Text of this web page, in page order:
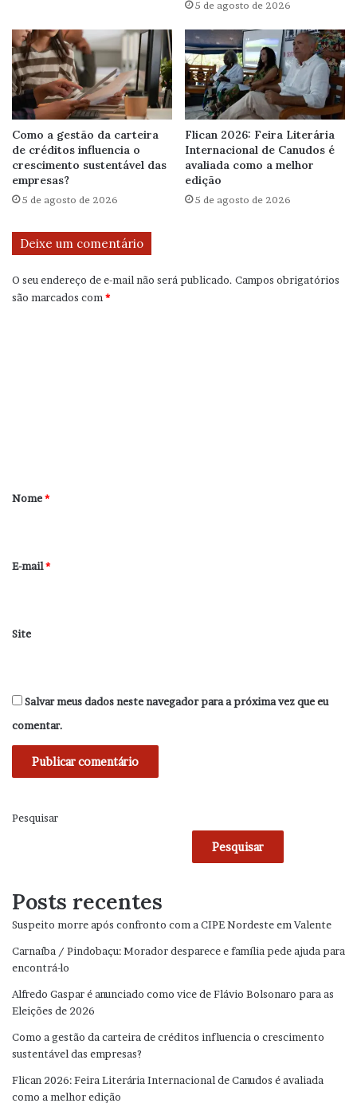
5 de agosto de 2026
Como a gestão da carteira
de créditos influencia o
crescimento sustentável das
empresas?
5 de agosto de 2026
Flican 2026: Feira Literária
Internacional de Canudos é
avaliada como a melhor
edição
5 de agosto de 2026
Deixe um comentário
O seu endereço de e-mail não será publicado. Campos obrigatórios
são marcados com*
r
*
Nome*
E-mail*
Site
Salvar meus dados neste navegador para a próxima vez que eu
comentar.
Pesquisar
Pesquisar
Posts recentes
Suspeito morre após confronto com a CIPE Nordeste em Valente
Carnaíba / Pindobaçu: Morador desparece e família pede ajuda para
encontrá-lo
Alfredo Gaspar é anunciado como vice de Flávio Bolsonaro para as
Eleições de 2026
Como a gestão da carteira de créditos influencia o crescimento
sustentável das empresas?
Flican 2026: Feira Literária Internacional de Canudos é avaliada
como a melhor edição